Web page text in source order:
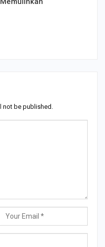
not be published.